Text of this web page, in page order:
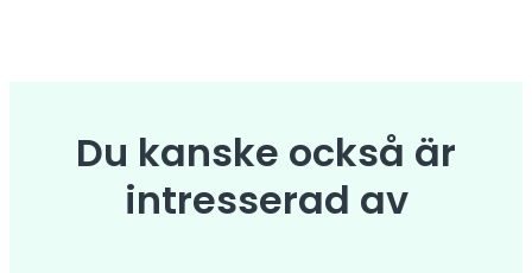
Du kanske också är
intresserad av